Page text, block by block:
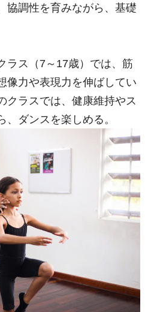
協調性を育みながら、基礎
ラス（7～17歳）では、筋
像力や表現力を伸ばしてい
クラスでは、健康維持やス
ダンスを楽しめる。